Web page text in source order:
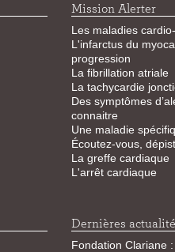
Mission Alerter
Les maladies
L'infarctus du
progression
La fibrillation atriale
La tachycardie
Des symptômes
connaitre
Une maladie
Écoutez-vous,
La greffe cardiaque
L'arrêt cardiaque
Dernières
Fondation Clariane